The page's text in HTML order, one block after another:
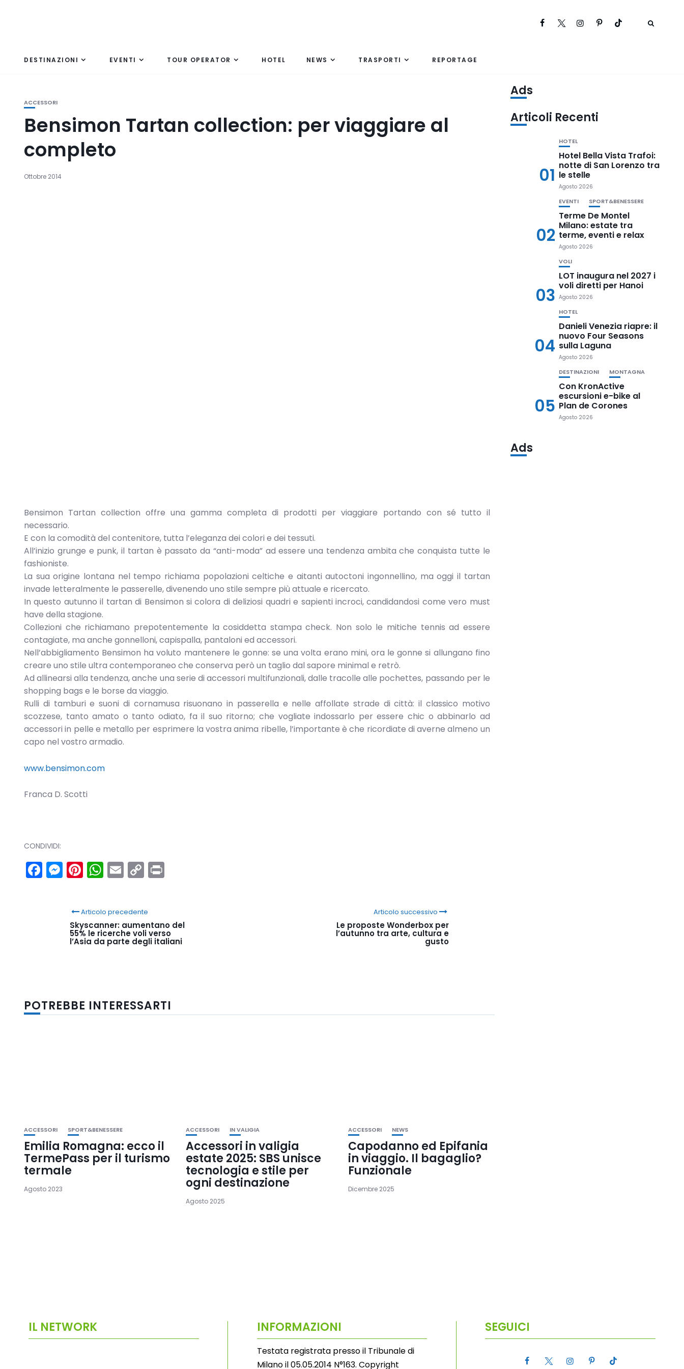
DESTINAZIONI EVENTI TOUR OPERATOR HOTEL NEWS TRASPORTI REPORTAGE
ACCESSORI
Bensimon Tartan collection: per viaggiare al
completo
Ottobre 2014
Bensimon Tartan collection offre una gamma completa di prodotti per viaggiare portando con sé tutto il
necessario.
E con la comodità del contenitore, tutta l’eleganza dei colori e dei tessuti.
All’inizio grunge e punk, il tartan è passato da “anti-moda” ad essere una tendenza ambita che conquista tutte le
fashioniste.
La sua origine lontana nel tempo richiama popolazioni celtiche e aitanti autoctoni ingonnellino, ma oggi il tartan
invade letteralmente le passerelle, divenendo uno stile sempre più attuale e ricercato.
In questo autunno il tartan di Bensimon si colora di deliziosi quadri e sapienti incroci, candidandosi come vero must
have della stagione.
Collezioni che richiamano prepotentemente la cosiddetta stampa check. Non solo le mitiche tennis ad essere
contagiate, ma anche gonnelloni, capispalla, pantaloni ed accessori.
Nell’abbigliamento Bensimon ha voluto mantenere le gonne: se una volta erano mini, ora le gonne si allungano fino
creare uno stile ultra contemporaneo che conserva però un taglio dal sapore minimal e retrò.
Ad allinearsi alla tendenza, anche una serie di accessori multifunzionali, dalle tracolle alle pochettes, passando per le
shopping bags e le borse da viaggio.
Rulli di tamburi e suoni di cornamusa risuonano in passerella e nelle affollate strade di città: il classico motivo
scozzese, tanto amato o tanto odiato, fa il suo ritorno; che vogliate indossarlo per essere chic o abbinarlo ad
accessori in pelle e metallo per esprimere la vostra anima ribelle, l’importante è che ricordiate di averne almeno un
capo nel vostro armadio.
www.bensimon.com
Franca D. Scotti
CONDIVIDI:
Facebook
Messenger
Pinterest
WhatsApp
Email
Copy
Link
Articolo precedente
Skyscanner: aumentano del
55% le ricerche voli verso
l’Asia da parte degli italiani
Articolo successivo
Le proposte Wonderbox per
l’autunno tra arte, cultura e
gusto
POTREBBE INTERESSARTI
ACCESSORI SPORT&BENESSERE
Emilia Romagna: ecco il
TermePass per il turismo
termale
Agosto 2023
ACCESSORI IN VALIGIA
Accessori in valigia
estate 2025: SBS unisce
tecnologia e stile per
ogni destinazione
Agosto 2025
ACCESSORI NEWS
Capodanno ed Epifania
in viaggio. Il bagaglio?
Funzionale
Dicembre 2025
Ads
Articoli Recenti
01
HOTEL
Hotel Bella Vista Trafoi:
notte di San Lorenzo tra
le stelle
Agosto 2026
02
EVENTI SPORT&BENESSERE
Terme De Montel
Milano: estate tra
terme, eventi e relax
Agosto 2026
03
VOLI
LOT inaugura nel 2027 i
voli diretti per Hanoi
Agosto 2026
04
HOTEL
Danieli Venezia riapre: il
nuovo Four Seasons
sulla Laguna
Agosto 2026
05
DESTINAZIONI MONTAGNA
Con KronActive
escursioni e-bike al
Plan de Corones
Agosto 2026
Ads
IL NETWORK INFORMAZIONI
Testata registrata presso il Tribunale di
Milano il 05.05.2014 N°163. Copyright
SEGUICI